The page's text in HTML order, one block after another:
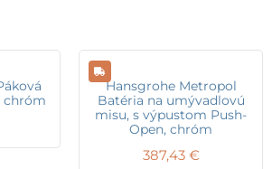
chróm
Hansgrohe Metropol
Batéria na umývadlovú
misu, s výpustom Push-
Open, chróm
387,43 €